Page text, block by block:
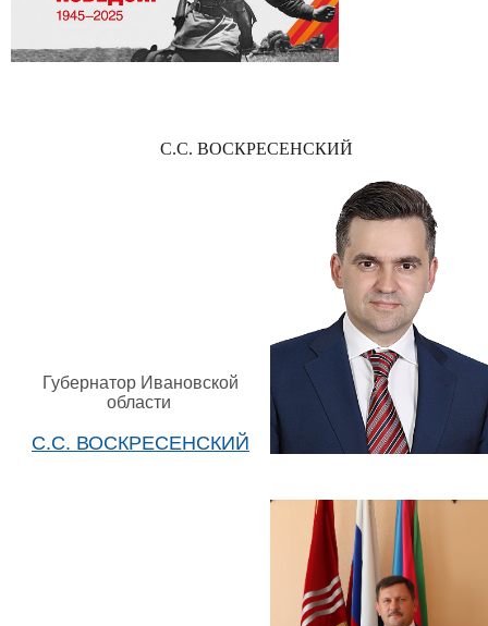
С.С. ВОСКРЕСЕНСКИЙ
Губернатор Ивановской
области
С.С. ВОСКРЕСЕНСКИЙ